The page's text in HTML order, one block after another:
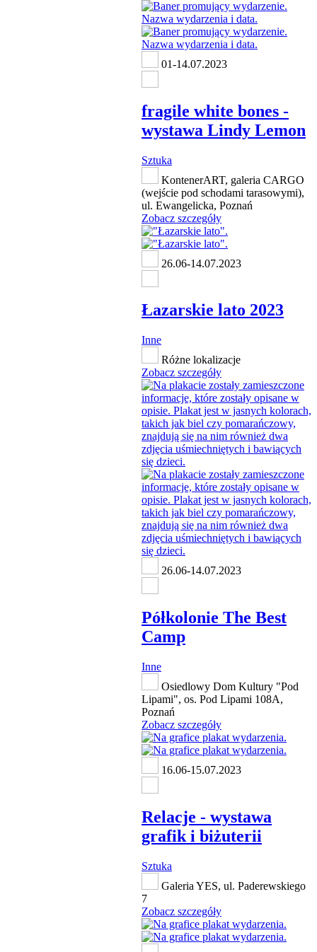
01-14.07.2023
fragile white bones -
wystawa Lindy Lemon
Sztuka
KontenerART, galeria CARGO
(wejście pod schodami tarasowymi),
ul. Ewangelicka, Poznań
Zobacz szczegóły
26.06-14.07.2023
Łazarskie lato 2023
Inne
Różne lokalizacje
Zobacz szczegóły
26.06-14.07.2023
Półkolonie The Best
Camp
Inne
Osiedlowy Dom Kultury "Pod
Lipami", os. Pod Lipami 108A,
Poznań
Zobacz szczegóły
16.06-15.07.2023
Relacje - wystawa
grafik i biżuterii
Sztuka
Galeria YES, ul. Paderewskiego
7
Zobacz szczegóły